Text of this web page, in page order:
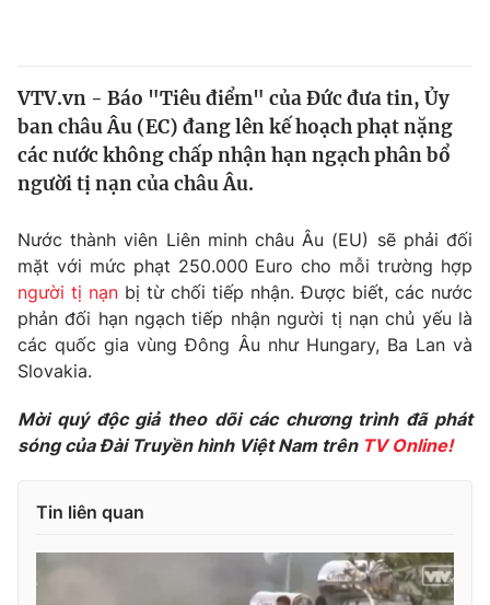
Thế giới
Tin tức
Thế giới đó đây
Câu chuyện quốc tế
Tài chính
Thị trường
Góc doanh nghiệp
Dữ liệu và đời sống
Truyền hình
Phim VTV
Hậu trường
Khán giả
Giải sao mai
Điện ảnh
Du lịch
Làm đẹp
Tuyển sinh
Công nghệ
VTV.vn - Báo "Tiêu điểm" của Đức đưa tin, Ủy
ban châu Âu (EC) đang lên kế hoạch phạt nặng
các nước không chấp nhận hạn ngạch phân bổ
người tị nạn của châu Âu.
Nước thành viên Liên minh châu Âu (EU) sẽ phải đối
mặt với mức phạt 250.000 Euro cho mỗi trường hợp
người tị nạn bị từ chối tiếp nhận. Được biết, các nước
phản đối hạn ngạch tiếp nhận người tị nạn chủ yếu là
các quốc gia vùng Đông Âu như Hungary, Ba Lan và
Slovakia.
Mời quý độc giả theo dõi các chương trình đã phát
sóng của Đài Truyền hình Việt Nam trên TV Online!
Tin liên quan